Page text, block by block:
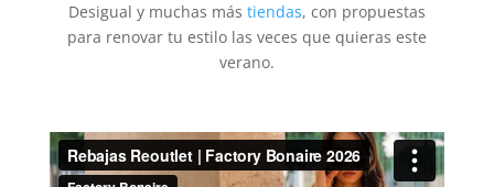
Desigual y muchas más tiendas, con propuestas
para renovar tu estilo las veces que quieras este
verano.